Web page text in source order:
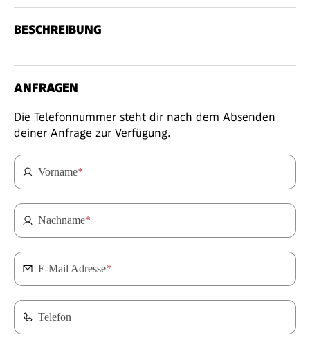
BESCHREIBUNG
ANFRAGEN
Die Telefonnummer steht dir nach dem Absenden
deiner Anfrage zur Verfügung.
Vorname*
Nachname*
E-Mail Adresse*
Telefon